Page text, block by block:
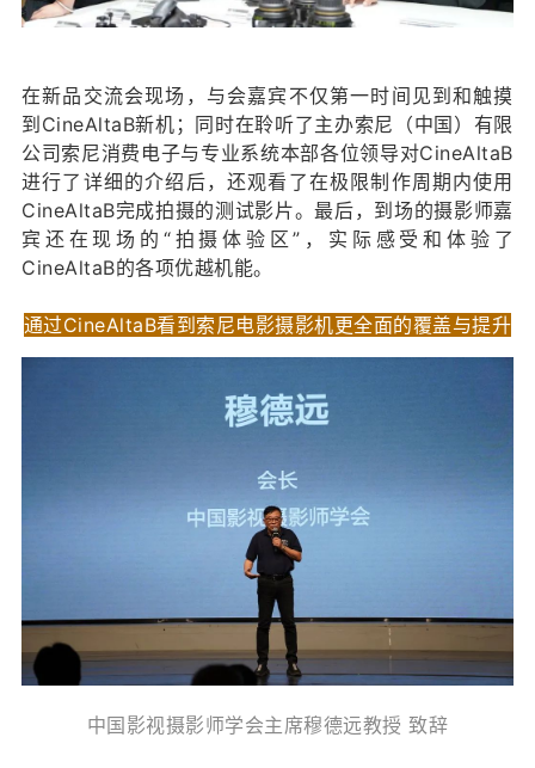
在新品交流会现场，与会嘉宾不仅第一时间见到和触摸
到CineAltaB新机；同时在聆听了主办索尼（中国）有限
公司索尼消费电子与专业系统本部各位领导对CineAltaB
进行了详细的介绍后，还观看了在极限制作周期内使用
CineAltaB完成拍摄的测试影片。最后，到场的摄影师嘉
宾还在现场的“拍摄体验区”，实际感受和体验了
CineAltaB的各项优越机能。
通过CineAltaB看到索尼电影摄影机更全面的覆盖与提升
中国影视摄影师学会主席穆德远教授 致辞